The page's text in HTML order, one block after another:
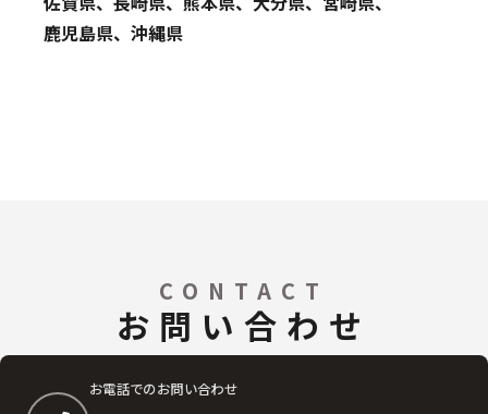
鹿児島県、沖縄県
CONTACT
お問い合わせ
お電話でのお問い合わせ